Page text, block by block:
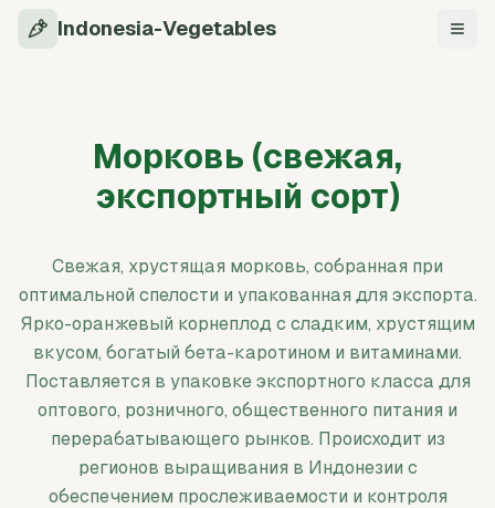
Indonesia-Vegetables
Морковь (свежая,
экспортный сорт)
Свежая, хрустящая морковь, собранная при
оптимальной спелости и упакованная для экспорта.
Ярко-оранжевый корнеплод с сладким, хрустящим
вкусом, богатый бета-каротином и витаминами.
Поставляется в упаковке экспортного класса для
оптового, розничного, общественного питания и
перерабатывающего рынков. Происходит из
регионов выращивания в Индонезии с
обеспечением прослеживаемости и контроля